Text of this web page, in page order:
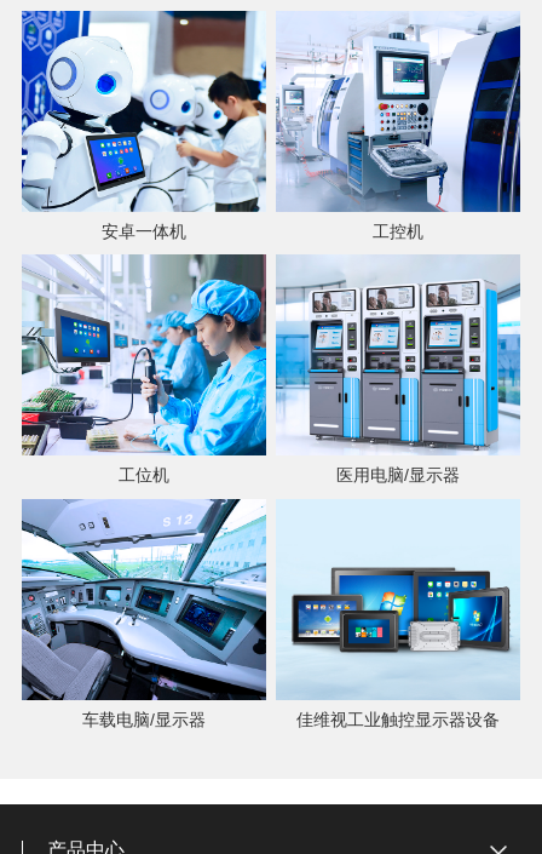
安卓一体机 工控机
工位机 医用电脑/显示器
车载电脑/显示器 佳维视工业触控显示器设备